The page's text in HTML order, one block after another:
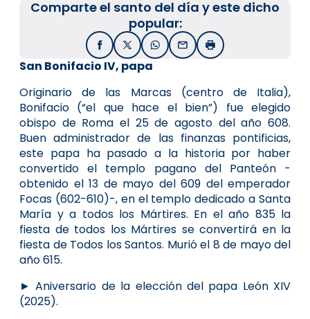
Comparte el santo del día y este dicho
popular:
FacebookX / TwitterWhatsApp
EmailImprimir
San Bonifacio IV, papa
Originario de las Marcas (centro de Italia),
Bonifacio (“el que hace el bien”) fue elegido
obispo de Roma el 25 de agosto del año 608.
Buen administrador de las finanzas pontificias,
este papa ha pasado a la historia por haber
convertido el templo pagano del Panteón -
obtenido el 13 de mayo del 609 del emperador
Focas (602-610)-, en el templo dedicado a Santa
María y a todos los Mártires. En el año 835 la
fiesta de todos los Mártires se convertirá en la
fiesta de Todos los Santos. Murió el 8 de mayo del
año 615.
► Aniversario de la elección del papa León XIV
(2025).